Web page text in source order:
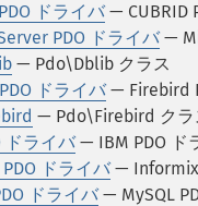
ドライバ — CUBRID
PDO ドライバ —
— Pdo\Dblib クラス
ドライバ — Firebird
— Pdo\Firebird クラ
ドライバ — IBM PDO ド
ドライバ — Informix
ドライバ — MySQL